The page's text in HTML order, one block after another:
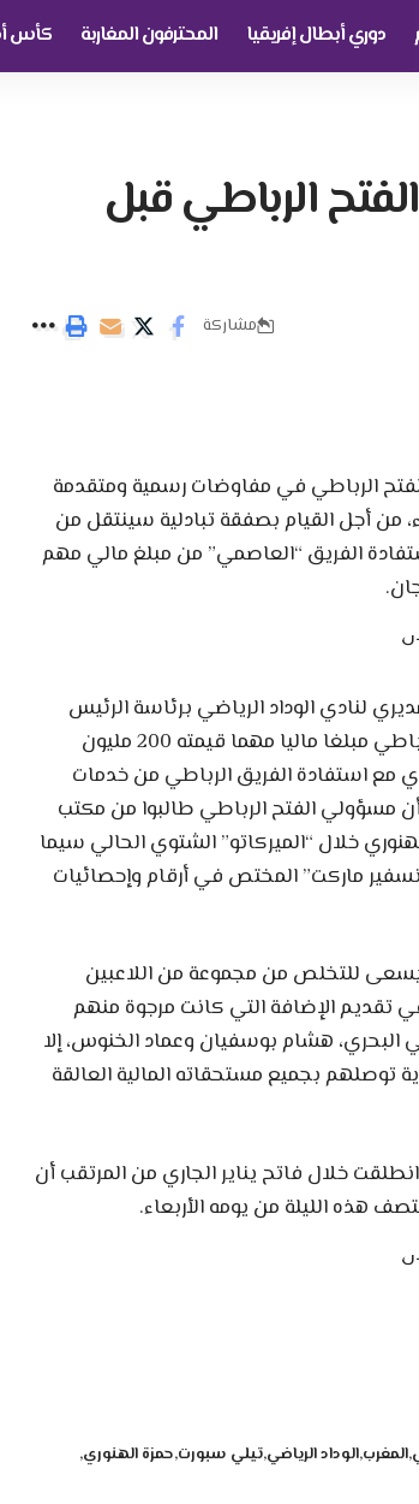
دوري أبطال إفريقيا المحترفون المغاربة كأس
الرباطي قبل
مشاركة
الرباطي في مفاوضات رسمية ومتقدمة
من أجل القيام بصفقة تبادلية سينتقل من
الفريق “العاصمي” من مبلغ مالي مهم
لنادي الوداد الرياضي برئاسة الرئيس
المؤقت عبد المجيد البرناكي عرض على إدارة نادي الفتح الرباطي مبلغا ماليا مهما قيمته 200 مليون
مع استفادة الفريق الرباطي من خدمات
أن مسؤولي الفتح الرباطي طالبوا من مكتب
خلال “الميركاتو” الشتوي الحالي سيما
موقع “ترانسفير ماركت” المختص في أرقام وإحصائيات
يسعى للتخلص من مجموعة من اللاعبين
تقديم الإضافة التي كانت مرجوة منهم
البحري، هشام بوسفيان وعماد الخنوس، إلا
توصلهم بجميع مستحقاته المالية العالقة
خلال فاتح يناير الجاري من المرتقب أن
هذه الليلة من يومه الأربعاء.
المغرب الوداد الرياضي تيلي سبورت حمزة الهنوري